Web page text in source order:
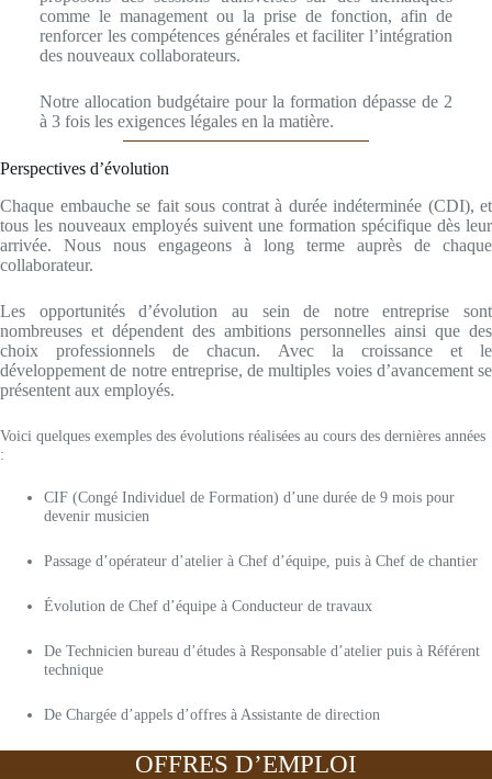
comme le management ou la prise de fonction, afin de
renforcer les compétences générales et faciliter l’intégration
des nouveaux collaborateurs.
Notre allocation budgétaire pour la formation dépasse de 2
à 3 fois les exigences légales en la matière.
Perspectives d’évolution
Chaque embauche se fait sous contrat à durée indéterminée (CDI), et
tous les nouveaux employés suivent une formation spécifique dès leur
arrivée. Nous nous engageons à long terme auprès de chaque
collaborateur.
Les opportunités d’évolution au sein de notre entreprise sont
nombreuses et dépendent des ambitions personnelles ainsi que des
choix professionnels de chacun. Avec la croissance et le
développement de notre entreprise, de multiples voies d’avancement se
présentent aux employés.
Voici quelques exemples des évolutions réalisées au cours des dernières années
:
CIF (Congé Individuel de Formation) d’une durée de 9 mois pour
devenir musicien
Passage d’opérateur d’atelier à Chef d’équipe, puis à Chef de chantier
Évolution de Chef d’équipe à Conducteur de travaux
De Technicien bureau d’études à Responsable d’atelier puis à Référent
technique
De Chargée d’appels d’offres à Assistante de direction
OFFRES D’EMPLOI